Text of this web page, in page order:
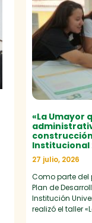
«La Umayor
Institucional
27 julio, 2026
Como parte del
Plan de
Institución
realizó el taller